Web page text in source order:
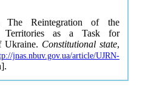
Reintegration of the
Territories as a Task for
Ukraine. Constitutional state,
jnas.nbuv.gov.ua/article/UJRN-